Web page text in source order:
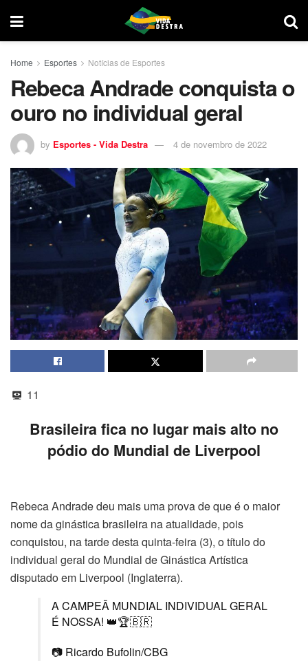
Home Esportes Notícias de Esportes
Rebeca Andrade conquista o
ouro no individual geral
by Esportes - Vida Destra 4 de novembro de 2022
11
Brasileira fica no lugar mais alto no
pódio do Mundial de Liverpool
Rebeca Andrade deu mais uma prova de que é o maior
nome da ginástica brasileira na atualidade, pois
conquistou, na tarde desta quinta-feira (3), o título do
individual geral do Mundial de Ginástica Artística
disputado em Liverpool (Inglaterra).
A CAMPEÃ MUNDIAL INDIVIDUAL GERAL
É NOSSA! 👑🏆🇧🇷
📷 Ricardo Bufolin/CBG